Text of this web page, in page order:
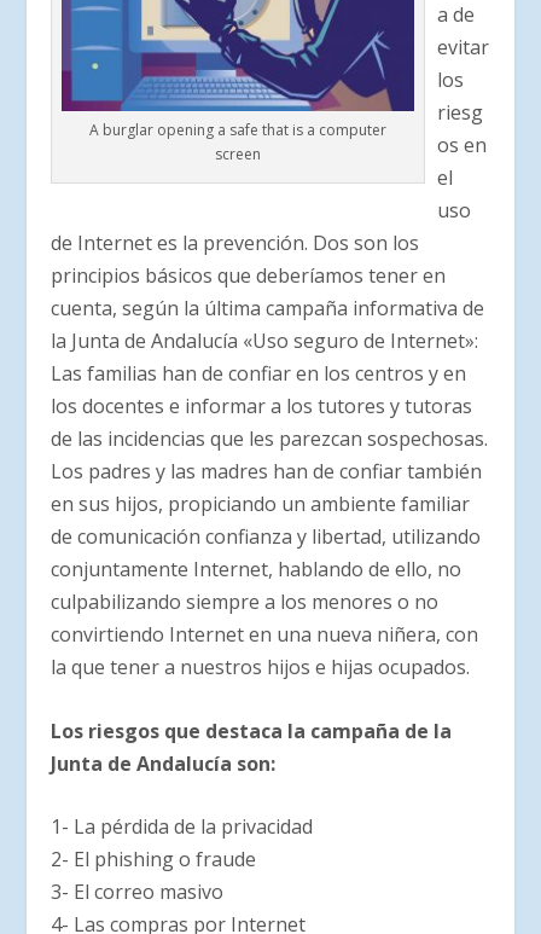
A burglar opening a safe that is a computer
screen
a de
evitar
los
riesg
os en
el
uso
de Internet es la prevención. Dos son los
principios básicos que deberíamos tener en
cuenta, según la última campaña informativa de
la Junta de Andalucía «Uso seguro de Internet»:
Las familias han de confiar en los centros y en
los docentes e informar a los tutores y tutoras
de las incidencias que les parezcan sospechosas.
Los padres y las madres han de confiar también
en sus hijos, propiciando un ambiente familiar
de comunicación confianza y libertad, utilizando
conjuntamente Internet, hablando de ello, no
culpabilizando siempre a los menores o no
convirtiendo Internet en una nueva niñera, con
la que tener a nuestros hijos e hijas ocupados.
Los riesgos que destaca la campaña de la
Junta de Andalucía son:
1- La pérdida de la privacidad
2- El phishing o fraude
3- El correo masivo
4- Las compras por Internet